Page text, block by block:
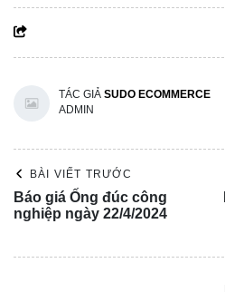
TÁC GIẢ SUDO ECOMMERCE
ADMIN
BÀI VIẾT TRƯỚC
Báo giá Ống đúc công
nghiệp ngày 22/4/2024